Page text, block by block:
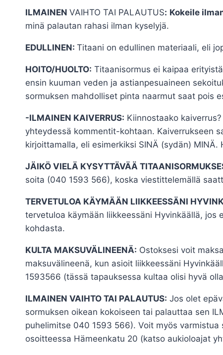
ILMAINEN VAIHTO TAI PALAUTUS: Kokeile
minä palautan rahasi ilman kyselyjä.
EDULLINEN: Titaani on edullinen materiaali, eli
HOITO/HUOLTO: Titaanisormus ei kaipaa
ensin kuuman veden ja astianpesuaineen
sormuksen mahdolliset pinta naarmut saat pois
-ILMAINEN KAIVERRUS: Kiinnostaako
yhteydessä kommentit-kohtaan. Kaiverrukseen
kirjoittamalla, eli esimerkiksi SINÄ (sydän)
JÄIKÖ VIELÄ KYSYTTÄVÄÄ
soita (040 1593 566), koska viestittelemällä
TERVETULOA KÄYMÄÄN LIIKKEESSÄNI
tervetuloa käymään liikkeessäni Hyvinkäällä,
kohdasta.
KULTA MAKSUVÄLINEENÄ: Ostoksesi voit
maksuvälineenä, kun asioit liikkeessäni
1593566 (tässä tapauksessa kultaa olisi hyvä
ILMAINEN VAIHTO TAI PALAUTUS: Jos olet
sormuksen oikean kokoiseen tai palauttaa sen
puhelimitse 040 1593 566). Voit myös
osoitteessa Hämeenkatu 20 (katso aukioloajat